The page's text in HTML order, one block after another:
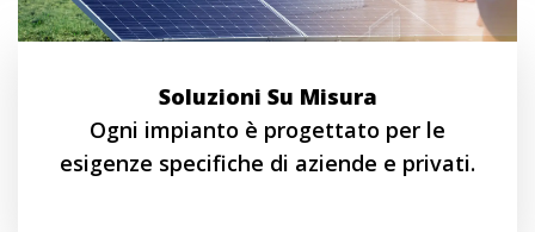
Soluzioni Su Misura
Ogni impianto è progettato per le
esigenze specifiche di aziende e privati.